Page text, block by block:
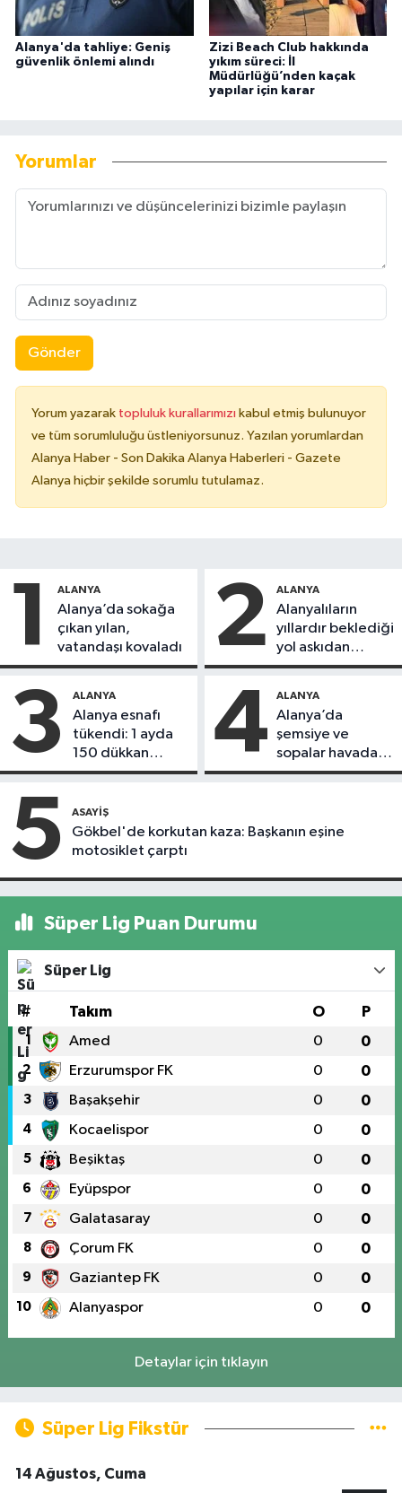
Alanya'da tahliye: Geniş
güvenlik önlemi alındı
Zizi Beach Club hakkında
yıkım süreci: İl
Müdürlüğü’nden kaçak
yapılar için karar
Yorumlar
Gönder
Yorum yazarak topluluk kurallarımızı kabul etmiş bulunuyor
ve tüm sorumluluğu üstleniyorsunuz. Yazılan yorumlardan
Alanya Haber - Son Dakika Alanya Haberleri - Gazete
Alanya hiçbir şekilde sorumlu tutulamaz.
1 ALANYA
Alanya’da sokağa
çıkan yılan,
vatandaşı kovaladı
2 ALANYA
Alanyalıların
yıllardır beklediği
yol askıdan
döndü
3 ALANYA
Alanya esnafı
tükendi: 1 ayda
150 dükkan
kapandı
4 ALANYA
Alanya’da
şemsiye ve
sopalar havada
uçuştu
5 ASAYIŞ
Gökbel'de korkutan kaza: Başkanın eşine
motosiklet çarptı
Süper Lig Puan Durumu
Süper Lig
# Takım O P
1 Amed 0 0
2 Erzurumspor FK 0 0
3 Başakşehir 0 0
4 Kocaelispor 0 0
5 Beşiktaş 0 0
6 Eyüpspor 0 0
7 Galatasaray 0 0
8 Çorum FK 0 0
9 Gaziantep FK 0 0
10 Alanyaspor 0 0
Detaylar için tıklayın
Süper Lig Fikstür
14 Ağustos, Cuma